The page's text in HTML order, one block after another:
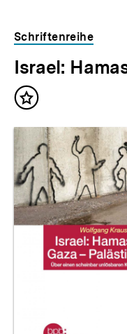
Schriftenreihe
Israel:
Inhalt